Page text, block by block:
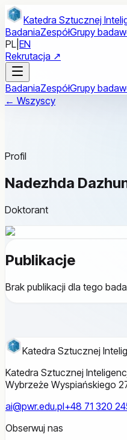
Przejdź do treści głównej
Katedra Sztucznej
BadaniaZespółGrupy
PL EN
Rekrutacja ↗
BadaniaZespółGrupy
← Wszyscy
Profil
Nadezhda
Doktorant
Publikacje
Brak publikacji dla tego
Katedra Sztucznej
Katedra Sztucznej
Wybrzeże Wyspiańskiego
ai@pwr.edu.pl+48 71 320
Obserwuj nas